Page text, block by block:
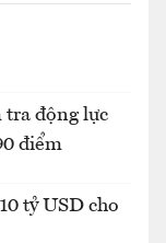
động lực
điểm
tỷ USD cho